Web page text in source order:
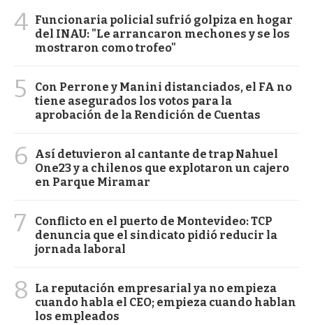
4 Funcionaria policial sufrió golpiza en hogar
del INAU: "Le arrancaron mechones y se los
mostraron como trofeo"
5
Con Perrone y Manini distanciados, el FA no
tiene asegurados los votos para la
aprobación de la Rendición de Cuentas
6
Así detuvieron al cantante de trap Nahuel
One23 y a chilenos que explotaron un cajero
en Parque Miramar
7
Conflicto en el puerto de Montevideo: TCP
denuncia que el sindicato pidió reducir la
jornada laboral
8
La reputación empresarial ya no empieza
cuando habla el CEO; empieza cuando hablan
los empleados